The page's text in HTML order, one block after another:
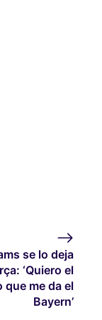
se lo deja
‘Quiero el
que me da el
Bayern’